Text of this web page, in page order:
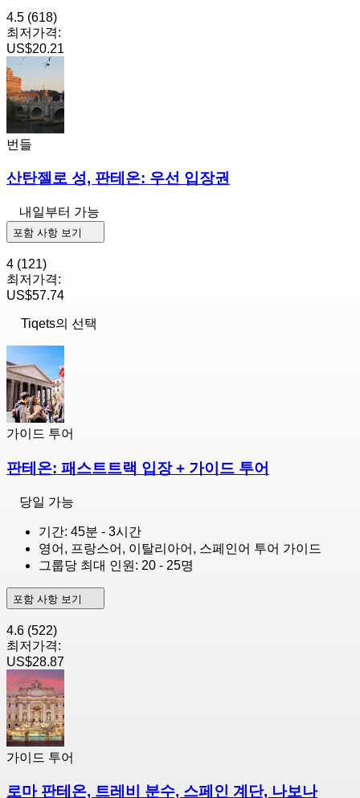
4.5 (618)
최저가격:
US$20.21
번들
산탄젤로 성, 판테온: 우선 입장권
내일부터 가능
포함 사항 보기
4 (121)
최저가격:
US$57.74
Tiqets의 선택
가이드 투어
판테온: 패스트트랙 입장 + 가이드 투어
당일 가능
기간: 45분 - 3시간
영어, 프랑스어, 이탈리아어, 스페인어 투어 가이드
그룹당 최대 인원: 20 - 25명
포함 사항 보기
4.6 (522)
최저가격:
US$28.87
가이드 투어
로마 판테온, 트레비 분수, 스페인 계단, 나보나